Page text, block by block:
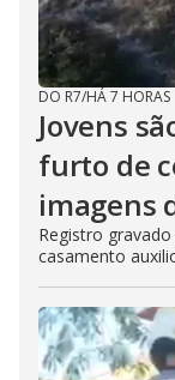
DO R7/HÁ 7 HORAS
Jovens
furto de
imagens
Registro
casamento